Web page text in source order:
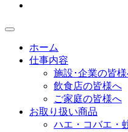
ホーム
仕事内容
施設･企業の皆
飲食店の皆様へ
ご家庭の皆様へ
お取り扱い商品
ハエ・コバエ・